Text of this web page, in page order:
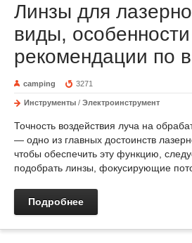
Линзы для
виды,
рекомендации по
camping 3271
Инструменты / Электроинструмент
Точность воздействия луча на
— одно из главных достоинств
чтобы обеспечить эту функцию,
подобрать линзы, фокусирующие
Подробнее